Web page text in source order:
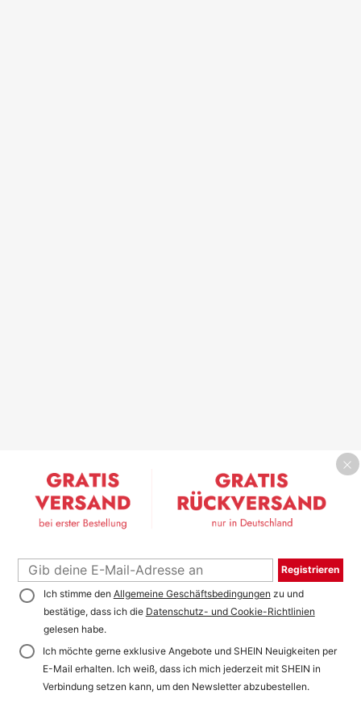
Registrieren
Ich stimme den Allgemeine Geschäftsbedingungen zu und
bestätige, dass ich die Datenschutz- und Cookie-Richtlinien
gelesen habe.
Ich möchte gerne exklusive Angebote und SHEIN Neuigkeiten per
E-Mail erhalten. Ich weiß, dass ich mich jederzeit mit SHEIN in
Verbindung setzen kann, um den Newsletter abzubestellen.